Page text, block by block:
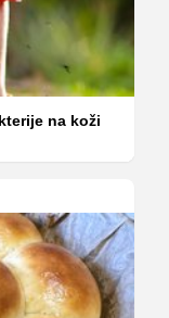
na koži